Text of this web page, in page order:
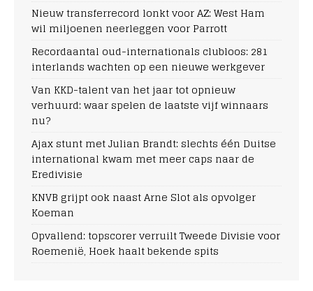
Nieuw transferrecord lonkt voor AZ: West Ham
wil miljoenen neerleggen voor Parrott
Recordaantal oud-internationals clubloos: 281
interlands wachten op een nieuwe werkgever
Van KKD-talent van het jaar tot opnieuw
verhuurd: waar spelen de laatste vijf winnaars
nu?
Ajax stunt met Julian Brandt: slechts één Duitse
international kwam met meer caps naar de
Eredivisie
KNVB grijpt ook naast Arne Slot als opvolger
Koeman
Opvallend: topscorer verruilt Tweede Divisie voor
Roemenië, Hoek haalt bekende spits